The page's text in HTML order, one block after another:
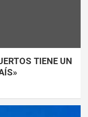
TIENE UN